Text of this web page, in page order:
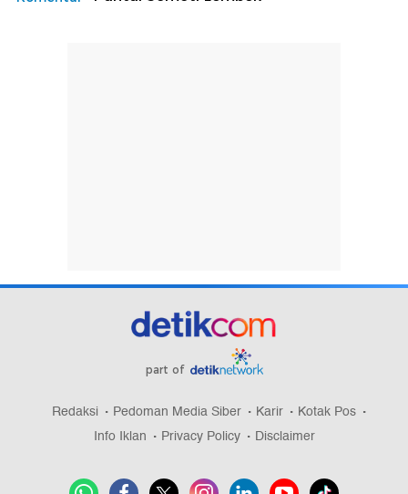
part of
Redaksi Pedoman Media Siber Karir
Kotak Pos
Info Iklan
Privacy Policy Disclaimer